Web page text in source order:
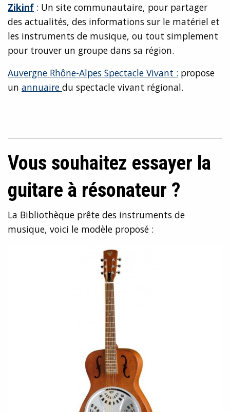
Zikinf : Un site communautaire, pour partager
des actualités, des informations sur le matériel et
les instruments de musique, ou tout simplement
pour trouver un groupe dans sa région.
Auvergne Rhône-Alpes Spectacle Vivant : propose
un annuaire du spectacle vivant régional.
Vous souhaitez essayer la
guitare à résonateur ?
La Bibliothèque prête des instruments de
musique, voici le modèle proposé :